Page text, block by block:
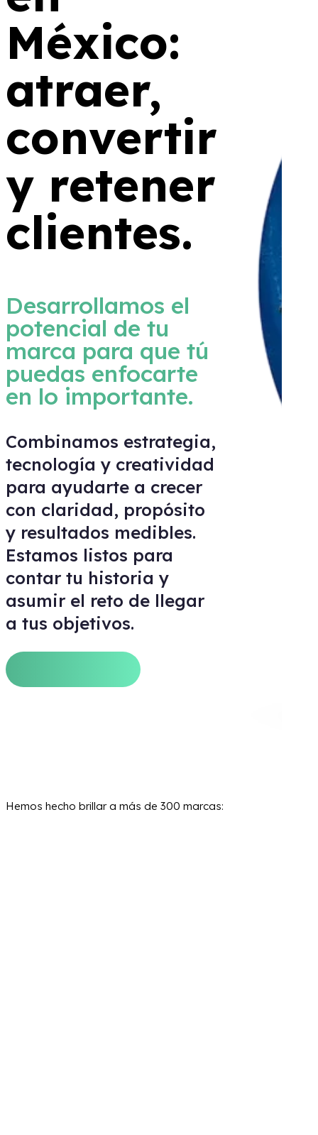
y retener
clientes.
Desarrollamos el
potencial de tu
marca para que tú
puedas enfocarte
Combinamos estrategia,
tecnología y creatividad
para ayudarte a crecer
con claridad, propósito
y resultados medibles.
Estamos listos para
contar tu historia y
asumir el reto de llegar
a tus objetivos.
Hemos hecho brillar a más de 300 marcas: